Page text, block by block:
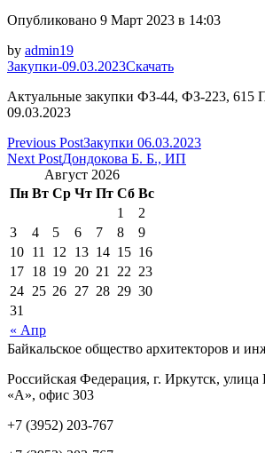
Опубликовано 9 Март 2023 в 14:03
by admin19
Закупки-09.03.2023Скачать
Актуальные закупки ФЗ-44, ФЗ-223, 615
09.03.2023
Previous PostЗакупки 06.03.2023
Next PostДондокова Б. Б., ИП
Август 2026
Пн Вт Ср Чт Пт Сб Вс
« Апр
1
2
3
4 5 6 7 8
9
10 11 12 13 14 15 16
17 18 19 20 21 22 23
24 25 26 27 28 29 30
31
Байкальское общество архитекторов и
Российская Федерация, г. Иркутск, улица
«А», офис 303
+7 (3952) 203-767